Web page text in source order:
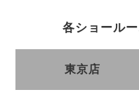
各ショール
東京店